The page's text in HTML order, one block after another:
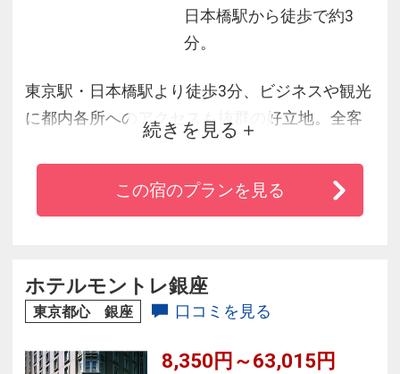
日本橋駅から徒歩で約3
分。
東京駅・日本橋駅より徒歩3分、ビジネスや観光
に都内各所へのアクセスも抜群の好立地。全客
室に個別Wi-Fi、スマートテレビを完備。館内に
リモートワークスペース、ドリンクコーナー、
コインランドリー、電子レンジもご用意してお
続きを見る
この宿のプランを見る
ホテルモントレ銀座
東京都心 銀座 口コミを見る
8,350円～63,015円